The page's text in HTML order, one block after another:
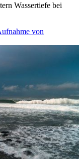
Wassertiefe bei
von